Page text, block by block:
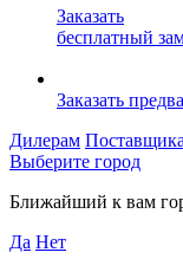
Заказать
бесплатный
Заказать
Дилерам
Выберите город
Ближайший к вам
Да Нет